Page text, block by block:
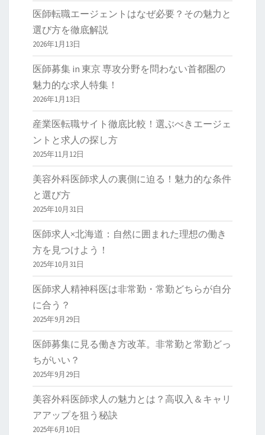
医師転職エージェントはなぜ必要？その魅力と
選び方を徹底解説
2026年1月13日
医師募集 in 東京 専攻分野を問わない首都圏の
魅力的な求人特集！
2026年1月13日
産業医転職サイト徹底比較！選ぶべきエージェ
ントと求人の探し方
2025年11月12日
美容外科医師求人の裏側に迫る！魅力的な条件
と選び方
2025年10月31日
医師求人×北海道：自然に囲まれた理想の働き
方を見つけよう！
2025年10月31日
医師求人精神科医は非常勤・常勤どちらが自分
に合う？
2025年9月29日
医師募集に見る働き方改革。非常勤と常勤どっ
ちがいい？
2025年9月29日
美容外科医師求人の魅力とは？高収入＆キャリ
アアップを狙う秘訣
2025年6月10日